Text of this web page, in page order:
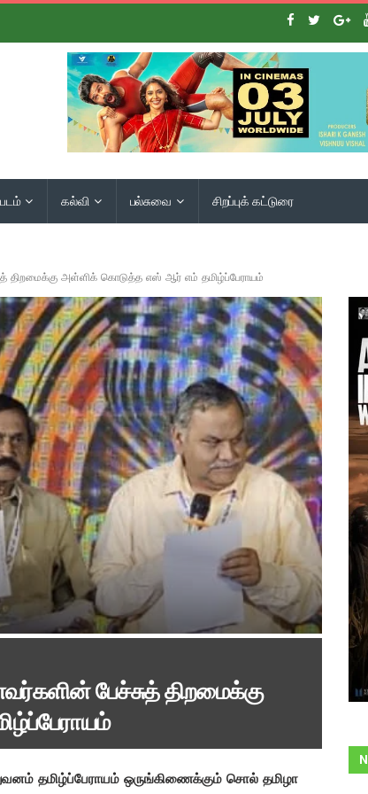
கல்வி பல்சுவை சிறப்புக் கட்டுரை
அள்ளிக் கொடுத்த எஸ் ஆர் எம் தமிழ்ப்பேராயம்
பேச்சுத் திறமைக்கு
தமிழ்ப்பேராயம் ஒருங்கிணைக்கும் சொல் தமிழா